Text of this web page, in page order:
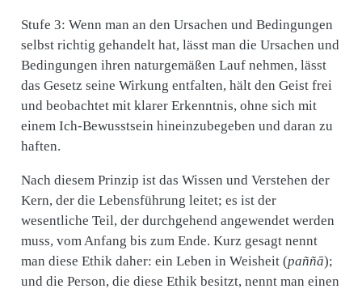
Stufe 3: Wenn man an den Ursachen und Bedingungen
selbst richtig gehandelt hat, lässt man die Ursachen und
Bedingungen ihren naturgemäßen Lauf nehmen, lässt
das Gesetz seine Wirkung entfalten, hält den Geist frei
und beobachtet mit klarer Erkenntnis, ohne sich mit
einem Ich-Bewusstsein hineinzubegeben und daran zu
haften.
Nach diesem Prinzip ist das Wissen und Verstehen der
Kern, der die Lebensführung leitet; es ist der
wesentliche Teil, der durchgehend angewendet werden
muss, vom Anfang bis zum Ende. Kurz gesagt nennt
man diese Ethik daher: ein Leben in Weisheit (paññā);
und die Person, die diese Ethik besitzt, nennt man einen